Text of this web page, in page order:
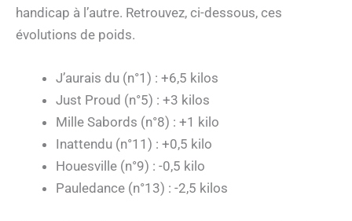
handicap à l’autre. Retrouvez, ci-dessous, ces
évolutions de poids.
J’aurais du (n°1) : +6,5 kilos
Just Proud (n°5) : +3 kilos
Mille Sabords (n°8) : +1 kilo
Inattendu (n°11) : +0,5 kilo
Houesville (n°9) : -0,5 kilo
Pauledance (n°13) : -2,5 kilos